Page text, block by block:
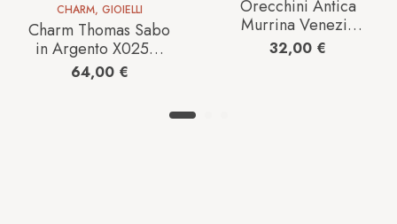
CHARM, GIOIELLI
Charm Thomas Sabo
in Argento X0255-
637-21-L17
64,00 €
Orecchini Antica
Murrina Venezia
Donna in Vetro
OM6WOAI2210
32,00 €